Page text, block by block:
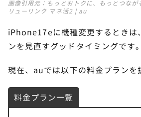
次にスマホの種類を選択します
機種変更する
auショップについたら、スタ
って機種変更します。
終了
画像引用元： もっとおトクに、もっとつな
リューリンク マネ活2 | au
iPhone17eに機種変更するときは
ンを見直すグッドタイミングです。
現在、auでは以下の料金プランを
料金プラン一覧